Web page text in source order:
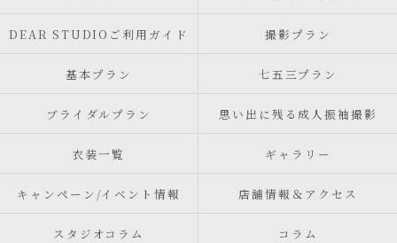
DEAR STUDIOご利用ガイド 撮影プラン
基本プラン 七五三プラン
ブライダルプラン 思い出に残る成人振袖撮影
衣装一覧 ギャラリー
キャンペーン/イベント情報 店舗情報＆アクセス
スタジオコラム コラム